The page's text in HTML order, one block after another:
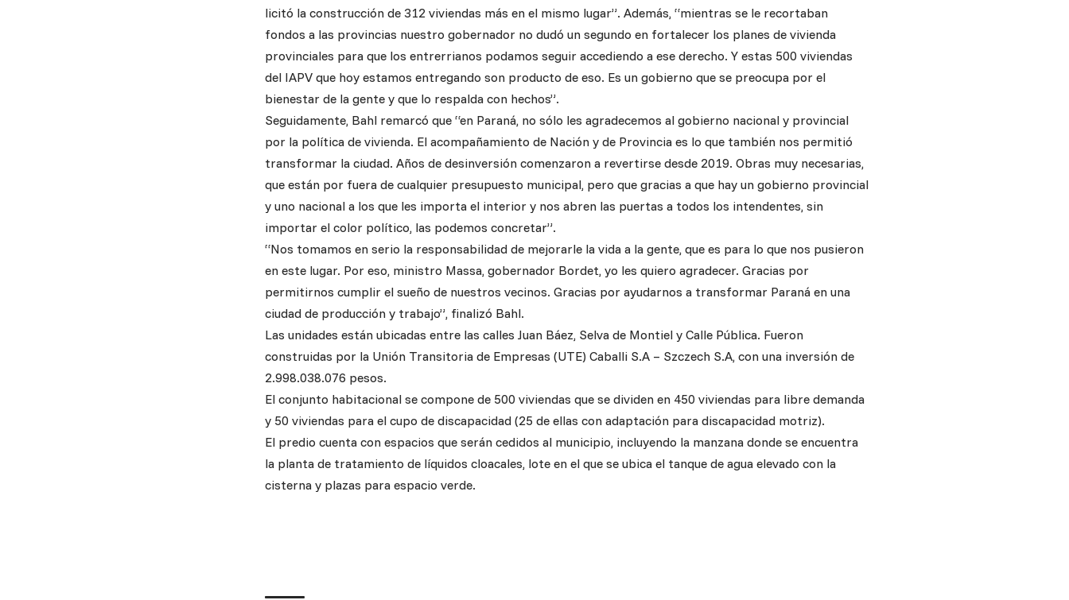
licitó la construcción de 312 viviendas más en el mismo lugar”. Además, “mientras se le recortaban
fondos a las provincias nuestro gobernador no dudó un segundo en fortalecer los planes de vivienda
provinciales para que los entrerrianos podamos seguir accediendo a ese derecho. Y estas 500 viviendas
del IAPV que hoy estamos entregando son producto de eso. Es un gobierno que se preocupa por el
bienestar de la gente y que lo respalda con hechos”.
Seguidamente, Bahl remarcó que “en Paraná, no sólo les agradecemos al gobierno nacional y provincial
por la política de vivienda. El acompañamiento de Nación y de Provincia es lo que también nos permitió
transformar la ciudad. Años de desinversión comenzaron a revertirse desde 2019. Obras muy necesarias,
que están por fuera de cualquier presupuesto municipal, pero que gracias a que hay un gobierno provincial
y uno nacional a los que les importa el interior y nos abren las puertas a todos los intendentes, sin
importar el color político, las podemos concretar”.
“Nos tomamos en serio la responsabilidad de mejorarle la vida a la gente, que es para lo que nos pusieron
en este lugar. Por eso, ministro Massa, gobernador Bordet, yo les quiero agradecer. Gracias por
permitirnos cumplir el sueño de nuestros vecinos. Gracias por ayudarnos a transformar Paraná en una
ciudad de producción y trabajo”, finalizó Bahl.
Las unidades están ubicadas entre las calles Juan Báez, Selva de Montiel y Calle Pública. Fueron
construidas por la Unión Transitoria de Empresas (UTE) Caballi S.A – Szczech S.A, con una inversión de
2.998.038.076 pesos.
El conjunto habitacional se compone de 500 viviendas que se dividen en 450 viviendas para libre demanda
y 50 viviendas para el cupo de discapacidad (25 de ellas con adaptación para discapacidad motriz).
El predio cuenta con espacios que serán cedidos al municipio, incluyendo la manzana donde se encuentra
la planta de tratamiento de líquidos cloacales, lote en el que se ubica el tanque de agua elevado con la
cisterna y plazas para espacio verde.